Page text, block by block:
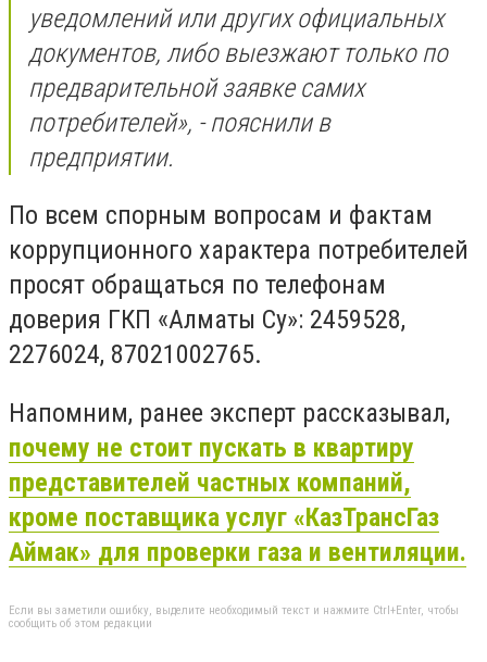
уведомлений или других официальных
документов, либо выезжают только по
предварительной заявке самих
потребителей», - пояснили в
предприятии.
По всем спорным вопросам и фактам
коррупционного характера потребителей
просят обращаться по телефонам
доверия ГКП «Алматы Су»: 2459528,
2276024, 87021002765.
Напомним, ранее эксперт рассказывал,
почему не стоит пускать в квартиру
представителей частных компаний,
кроме поставщика услуг «КазТрансГаз
Аймак» для проверки газа и вентиляции.
Если вы заметили ошибку, выделите необходимый текст и нажмите Ctrl+Enter, чтобы
сообщить об этом редакции